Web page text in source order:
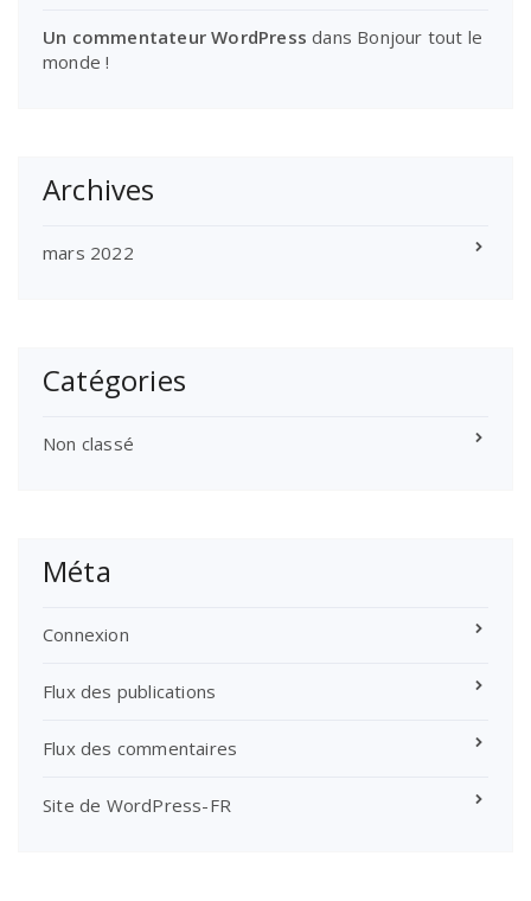
Un commentateur WordPress dans Bonjour tout le
monde !
Archives
mars 2022
Catégories
Non classé
Méta
Connexion
Flux des publications
Flux des commentaires
Site de WordPress-FR